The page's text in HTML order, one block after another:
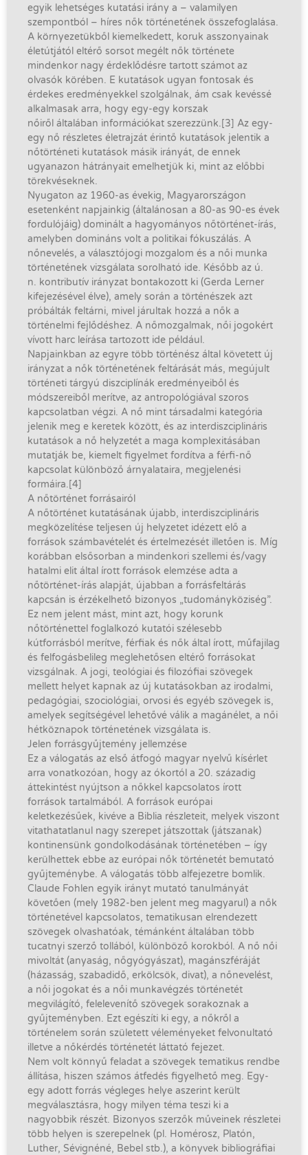
egyik lehetséges kutatási irány a – valamilyen
szempontból – híres nők történetének összefoglalása.
A környezetükből kiemelkedett, koruk asszonyainak
életútjától eltérő sorsot megélt nők története
mindenkor nagy érdeklődésre tartott számot az
olvasók körében. E kutatások ugyan fontosak és
érdekes eredményekkel szolgálnak, ám csak kevéssé
alkalmasak arra, hogy egy-egy korszak
nőiről általában információkat szerezzünk.[3] Az egy-
egy nő részletes életrajzát érintő kutatások jelentik a
nőtörténeti kutatások másik irányát, de ennek
ugyanazon hátrányait emelhetjük ki, mint az előbbi
törekvéseknek.
Nyugaton az 1960-as évekig, Magyarországon
esetenként napjainkig (általánosan a 80-as 90-es évek
fordulójáig) dominált a hagyományos nőtörténet-írás,
amelyben domináns volt a politikai fókuszálás. A
nőnevelés, a választójogi mozgalom és a női munka
történetének vizsgálata sorolható ide. Később az ú.
n. kontributív irányzat bontakozott ki (Gerda Lerner
kifejezésével élve), amely során a történészek azt
próbálták feltárni, mivel járultak hozzá a nők a
történelmi fejlődéshez. A nőmozgalmak, női jogokért
vívott harc leírása tartozott ide például.
Napjainkban az egyre több történész által követett új
irányzat a nők történetének feltárását más, megújult
történeti tárgyú diszciplínák eredményeiből és
módszereiből merítve, az antropológiával szoros
kapcsolatban végzi. A nő mint társadalmi kategória
jelenik meg e keretek között, és az interdiszciplináris
kutatások a nő helyzetét a maga komplexitásában
mutatják be, kiemelt figyelmet fordítva a férfi-nő
kapcsolat különböző árnyalataira, megjelenési
formáira.[4]
A nőtörténet forrásairól
A nőtörténet kutatásának újabb, interdiszciplináris
megközelítése teljesen új helyzetet idézett elő a
források számbavételét és értelmezését illetően is. Míg
korábban elsősorban a mindenkori szellemi és/vagy
hatalmi elit által írott források elemzése adta a
nőtörténet-írás alapját, újabban a forrásfeltárás
kapcsán is érzékelhető bizonyos „tudományköziség”.
Ez nem jelent mást, mint azt, hogy korunk
nőtörténettel foglalkozó kutatói szélesebb
kútforrásból merítve, férfiak és nők által írott, műfajilag
és felfogásbelileg meglehetősen eltérő forrásokat
vizsgálnak. A jogi, teológiai és filozófiai szövegek
mellett helyet kapnak az új kutatásokban az irodalmi,
pedagógiai, szociológiai, orvosi és egyéb szövegek is,
amelyek segítségével lehetővé válik a magánélet, a női
hétköznapok történetének vizsgálata is.
Jelen forrásgyűjtemény jellemzése
Ez a válogatás az első átfogó magyar nyelvű kísérlet
arra vonatkozóan, hogy az ókortól a 20. századig
áttekintést nyújtson a nőkkel kapcsolatos írott
források tartalmából. A források európai
keletkezésűek, kivéve a Biblia részleteit, melyek viszont
vitathatatlanul nagy szerepet játszottak (játszanak)
kontinensünk gondolkodásának történetében – így
kerülhettek ebbe az európai nők történetét bemutató
gyűjteménybe. A válogatás több alfejezetre bomlik.
Claude Fohlen egyik irányt mutató tanulmányát
követően (mely 1982-ben jelent meg magyarul) a nők
történetével kapcsolatos, tematikusan elrendezett
szövegek olvashatóak, témánként általában több
tucatnyi szerző tollából, különböző korokból. A nő női
mivoltát (anyaság, nőgyógyászat), magánszféráját
(házasság, szabadidő, erkölcsök, divat), a nőnevelést,
a női jogokat és a női munkavégzés történetét
megvilágító, felelevenítő szövegek sorakoznak a
gyűjteményben. Ezt egészíti ki egy, a nőkről a
történelem során született véleményeket felvonultató
illetve a nőkérdés történetét láttató fejezet.
Nem volt könnyű feladat a szövegek tematikus rendbe
állítása, hiszen számos átfedés figyelhető meg. Egy-
egy adott forrás végleges helye aszerint került
megválasztásra, hogy milyen téma teszi ki a
nagyobbik részét. Bizonyos szerzők műveinek részletei
több helyen is szerepelnek (pl. Homérosz, Platón,
Luther, Sévignéné, Bebel stb.), a könyvek bibliográfiai